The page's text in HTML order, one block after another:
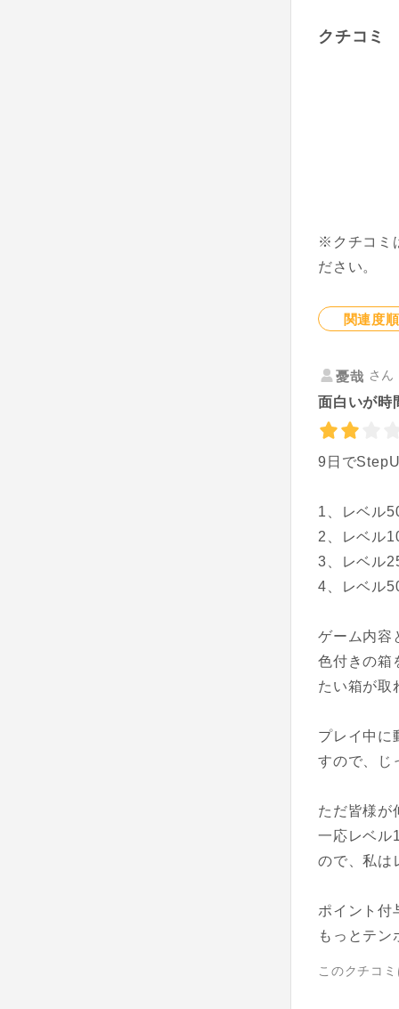
クチコミ
※クチコミ
ださい。
関連度順
憂哉 さ
面白いが時
9日で
1、レベル
2、レベル
3、レベル
4、レベル
ゲーム内容
色付きの箱
たい箱が取
プレイ中に
すので、じ
ただ皆様が
一応レベル
ので、私は
ポイント付
もっとテ
このクチコ